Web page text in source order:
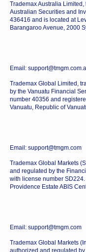
Trademax Australia
Australian Securities and
436416 and is located at
Barangaroo Avenue, 2000
Email:
Trademax Global Limited,
by the Vanuatu Financial
number 40356 and
Vanuatu, Republic of
Email: support@tmgm.com
Trademax Global Markets
and regulated by the
with license number
Providence Estate ABIS
Email: support@tmgm.com
Trademax Global Markets